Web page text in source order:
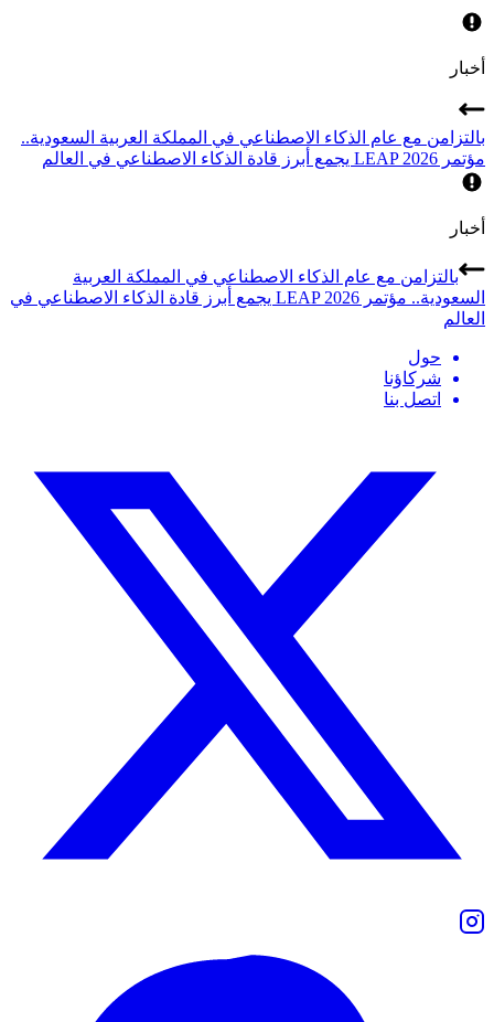
أخبار
بالتزامن مع عام الذكاء الاصطناعي في المملكة العربية السعودية..
مؤتمر LEAP 2026 يجمع أبرز قادة الذكاء الاصطناعي في العالم
أخبار
بالتزامن مع عام الذكاء الاصطناعي في المملكة العربية
السعودية.. مؤتمر LEAP 2026 يجمع أبرز قادة الذكاء الاصطناعي في
العالم
حول
شركاؤنا
اتصل بنا